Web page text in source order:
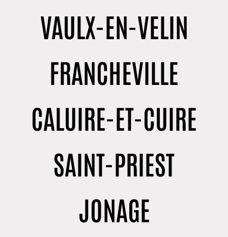
VAULX-EN-VELIN
FRANCHEVILLE
CALUIRE-ET-CUIRE
SAINT-PRIEST
JONAGE